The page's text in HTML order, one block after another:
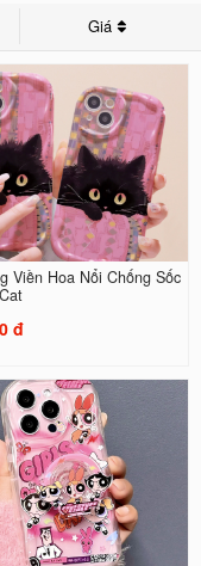
Giá
Viền Hoa Nổi Chống Sốc
đ